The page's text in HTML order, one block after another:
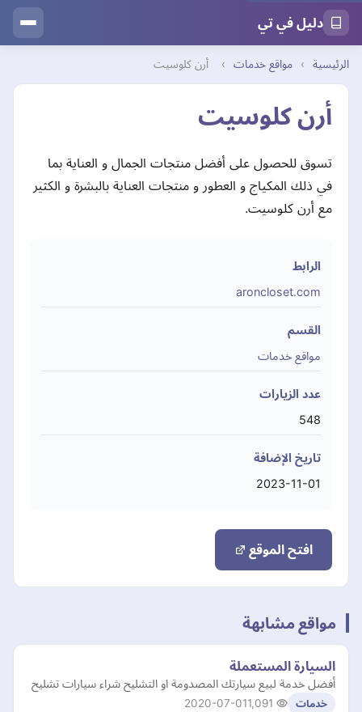
دليل في تي
الرئيسية › مواقع خدمات › أرن كلوسيت
أرن كلوسيت
تسوق للحصول على أفضل منتجات الجمال و العناية بما
في ذلك المكياج و العطور و منتجات العناية بالبشرة و الكثير
مع أرن كلوسيت.
الرابط
aroncloset.com
القسم
مواقع خدمات
عدد الزيارات
548
تاريخ الإضافة
2023-11-01
افتح الموقع
مواقع مشابهة
السيارة المستعملة
أفضل خدمة لبيع سيارتك المصدومة او التشليح شراء سيارات تشليح
خدمات 2020-07-01